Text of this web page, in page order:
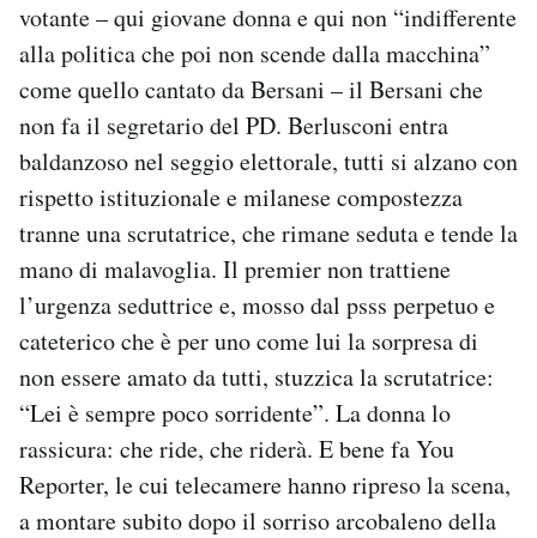
votante – qui giovane donna e qui non “indifferente
alla politica che poi non scende dalla macchina”
come quello cantato da Bersani – il Bersani che
non fa il segretario del PD. Berlusconi entra
baldanzoso nel seggio elettorale, tutti si alzano con
rispetto istituzionale e milanese compostezza
tranne una scrutatrice, che rimane seduta e tende la
mano di malavoglia. Il premier non trattiene
l’urgenza seduttrice e, mosso dal psss perpetuo e
cateterico che è per uno come lui la sorpresa di
non essere amato da tutti, stuzzica la scrutatrice:
“Lei è sempre poco sorridente”. La donna lo
rassicura: che ride, che riderà. E bene fa You
Reporter, le cui telecamere hanno ripreso la scena,
a montare subito dopo il sorriso arcobaleno della